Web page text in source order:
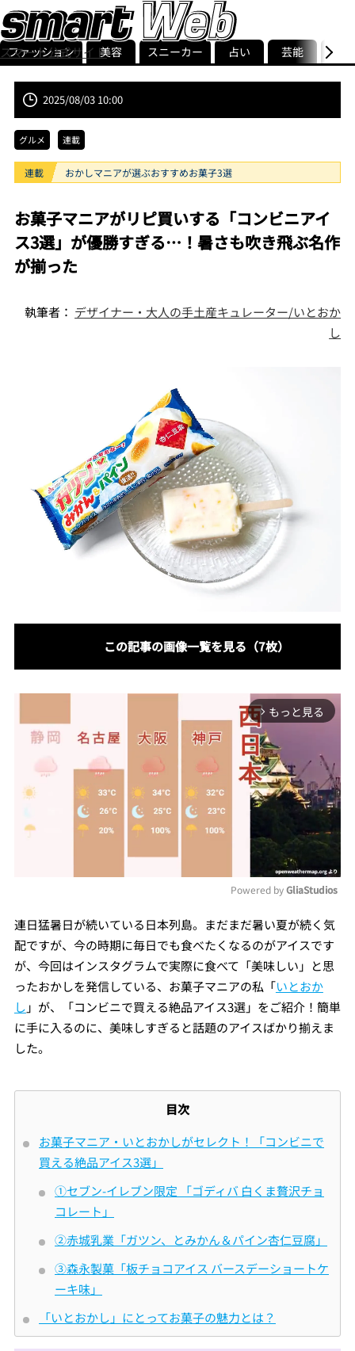
スマート公式サイト
smart最新号
記事一覧ランキング
ストリ
ファッション 美容 スニーカー 占い 芸能 グル
2025/08/03 10:00
グルメ 連載
連載 おかしマニアが選ぶおすすめお菓子3選
お菓子マニアがリピ買いする「コンビニアイ
ス3選」が優勝すぎる…！暑さも吹き飛ぶ名作
が揃った
執筆者： デザイナー・大人の手土産キュレーター/いとおか
し
この記事の画像一覧を見る（7枚）
arrow_forward_ios もっと見る
Mute
Powered by GliaStudios
連日猛暑日が続いている日本列島。まだまだ暑い夏が続く気
配ですが、今の時期に毎日でも食べたくなるのがアイスです
が、今回はインスタグラムで実際に食べて「美味しい」と思
ったおかしを発信している、お菓子マニアの私「いとおか
し 」が、「コンビニで買える絶品アイス3選」をご紹介！簡単
に手に入るのに、美味しすぎると話題のアイスばかり揃えま
した。
目次
お菓子マニア・いとおかしがセレクト！「コンビニで
買える絶品アイス3選」
①セブン-イレブン限定 「ゴディバ 白くま贅沢チョ
コレート」
②赤城乳業「ガツン、とみかん＆パイン杏仁豆腐」
③森永製菓「板チョコアイス バースデーショートケ
ーキ味」
「いとおかし」にとってお菓子の魅力とは？